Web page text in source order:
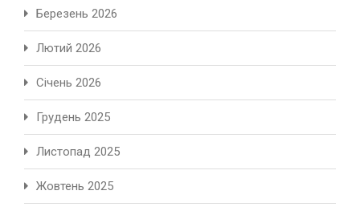
Березень 2026
Лютий 2026
Січень 2026
Грудень 2025
Листопад 2025
Жовтень 2025